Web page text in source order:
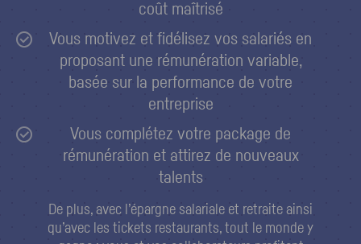
coût maîtrisé
Vous motivez et fidélisez vos salariés en
proposant une rémunération variable,
basée sur la performance de votre
entreprise
Vous complétez votre package de
rémunération et attirez de nouveaux
talents
De plus, avec l’épargne salariale et retraite ainsi
qu’avec les tickets restaurants, tout le monde y